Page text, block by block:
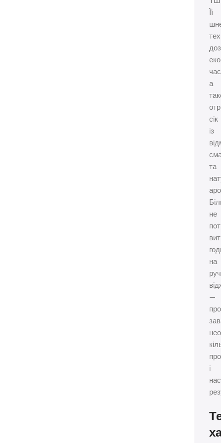
Її
а
сік
із
та
не
на
—
і